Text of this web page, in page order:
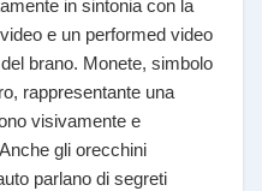
in sintonia con la
e un performed video
brano. Monete, simbolo
rappresentante una
visivamente e
gli orecchini
parlano di segreti